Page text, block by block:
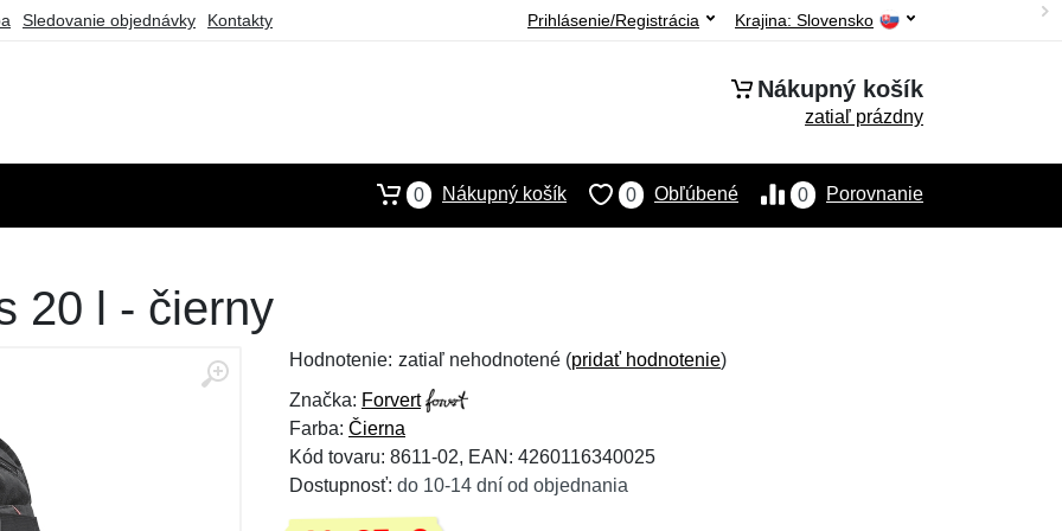
Sledovanie objednávky Kontakty Krajina: Slovensko
Prihlásenie/Registrácia
Nákupný košík
zatiaľ prázdny
0 Porovnanie
0 Obľúbené
0 Nákupný košík
20 l - čierny
Hodnotenie: zatiaľ nehodnotené (pridať hodnotenie)
Značka: Forvert
Farba: Čierna
Kód tovaru: 8611-02, EAN: 4260116340025
Dostupnosť: do 10-14 dní od objednania